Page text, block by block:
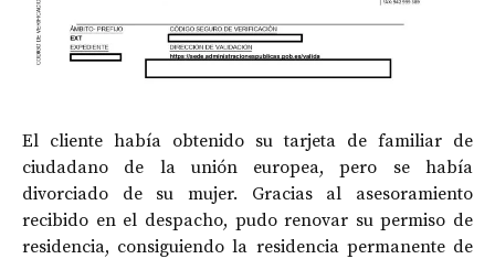
El cliente había obtenido su tarjeta de familiar de
ciudadano de la unión europea, pero se había
divorciado de su mujer. Gracias al asesoramiento
recibido en el despacho, pudo renovar su permiso de
residencia, consiguiendo la residencia permanente de